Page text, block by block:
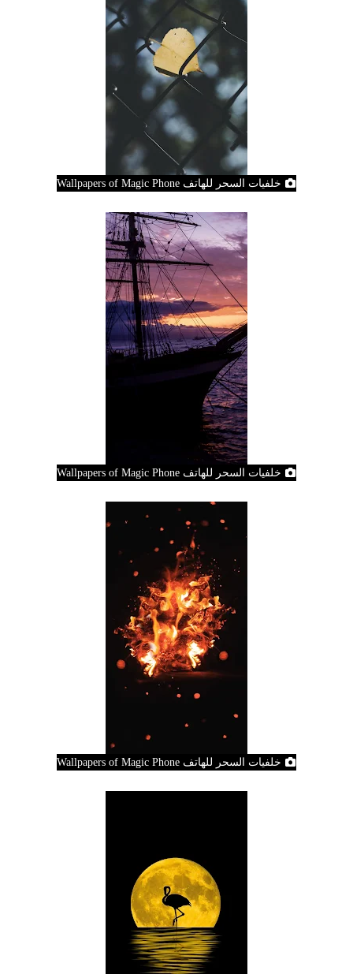
خلفيات السحر للهاتف Wallpapers of Magic Phone
خلفيات السحر للهاتف Wallpapers of Magic Phone
خلفيات السحر للهاتف Wallpapers of Magic Phone